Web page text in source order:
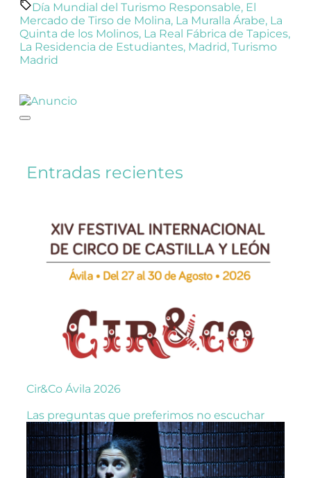
Día Mundial del Turismo Responsable, El
Mercado de Tirso de Molina, La Muralla Árabe, La
Quinta de los Molinos, La Real Fábrica de Tapices,
La Residencia de Estudiantes, Madrid, Turismo
Madrid
Entradas recientes
Cir&Co Ávila 2026
Las preguntas que preferimos no escuchar